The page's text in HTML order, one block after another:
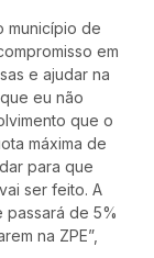
município de
em
e ajudar na
eu não
que o
máxima de
para que
ser feito. A
passará de 5%
na ZPE”,